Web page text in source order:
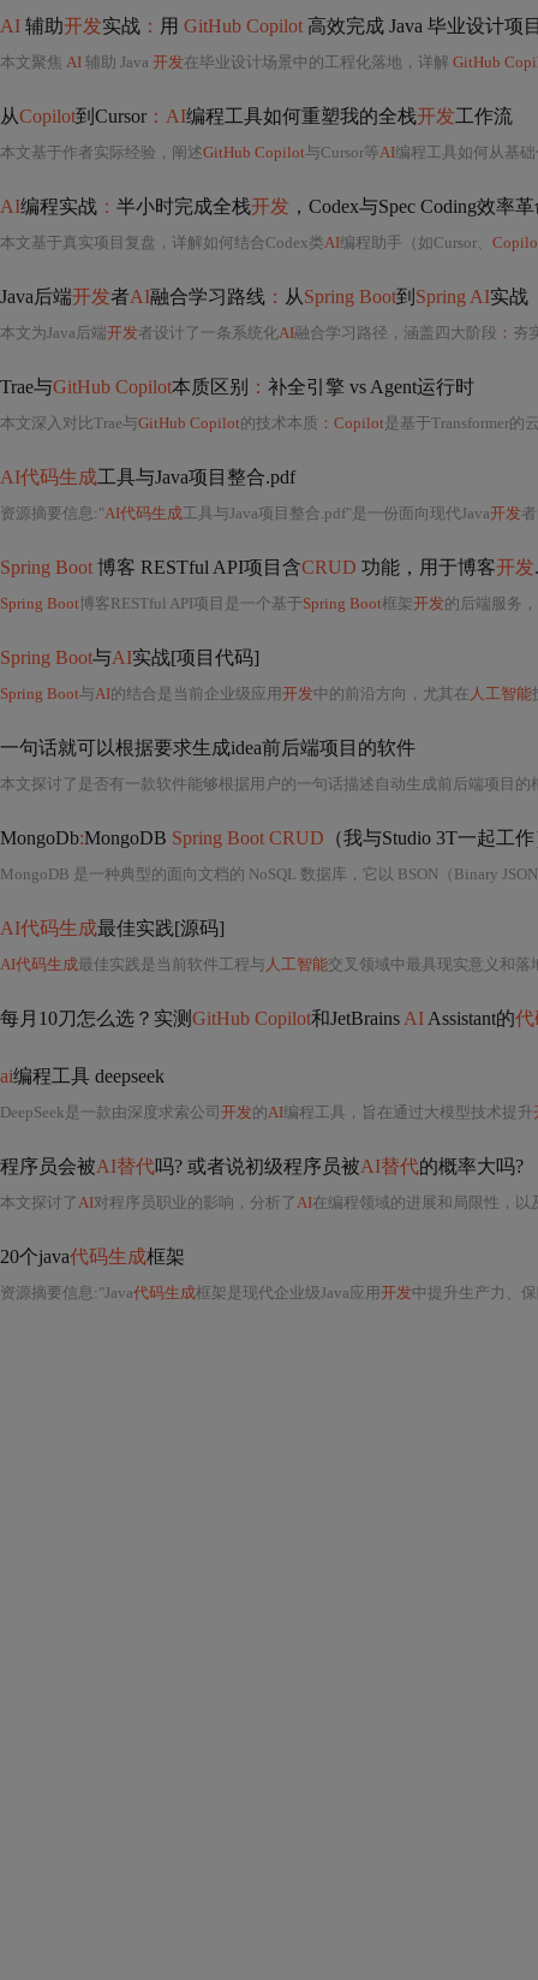
AI 辅助开发实战 ： 用 GitHub Copilot 高效完成 Java 毕业设计项目
本文聚焦 AI 辅助 Java 开发在毕业设计场景中的工程化落地，详解 GitHub
从Copilot到Cursor ：AI编程工具如何重塑我的全栈开发工作流
本文基于作者实际经验，阐述GitHub Copilot与Cursor等AI编程工具如何从基础代码补全升级为具备意
AI编程实战 ： 半小时完成全栈开发 ，Codex与Spec Coding效率
本文基于真实项目复盘，详解如何结合Codex类AI编程助手（如Cursor、
Java后端开发者AI融合学习路线 ： 从Spring Boot到 Spring AI实战
本文为Java后端开发者设计了一条系统化AI融合学习路径，涵盖四大阶段 ： 夯
Trae与GitHub Copilot本质区别 ： 补全引擎 vs Agent运行时
本文深入对比Trae与GitHub Copilot的技术本质 ：Copilot是基于Transformer的云端上下文感知补全引擎，专注代码片段预测，不执行、无状态；Trae则是本地优先的
AI代码生成工具与Java项目整合.pdf
资源摘要信息:"AI代码生成工具与Java项目整合.pdf"是一份面向现代Java开发
Spring Boot 博客 RESTful API项目含CRUD 功能，用于博客开发
Spring Boot博客RESTful API项目是一个基于Spring Boot框架开发的后端服务
Spring Boot与AI实战[项目代码]
Spring Boot与AI的结合是当前企业级应用开发中的前沿方向，尤其在 人工智能
一句话就可以根据要求生成idea前后端项目的软件
本文探讨了是否有一款软件能够根据用户的一句话描述自动生成前后端项目
MongoDb:MongoDB Spring Boot CRUD （我与Studio 3T一起工
AI代码生成最佳实践[源码]
AI代码生成最佳实践是当前软件工程与 人工智能交叉领域中最具现实意义和落地价值的技术课题之一。它远非简单地将自然语
每月10刀怎么选？实测GitHub Copilot和JetBrains AI Assistant的代
ai编程工具 deepseek
DeepSeek是一款由深度求索公司 开发的AI编程工具，旨在通过大模型技术提升
程序员会被AI替代吗? 或者说初级程序员被AI替代的概率大吗?
本文探讨了AI对程序员职业的影响，分析了AI在编程领域的进展和局限性，以
20个java代码生成框架
资源摘要信息:"Java代码生成框架是现代企业级Java应用开发中提升生产力、保障